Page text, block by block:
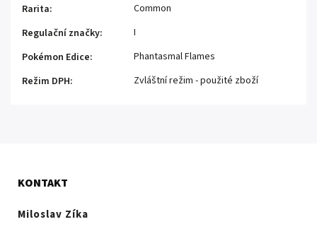
Rarita:
Common
Regulační značky:
I
Pokémon Edice:
Phantasmal Flames
Režim DPH: Zvláštní režim - použité zboží
KONTAKT
Miloslav Zíka